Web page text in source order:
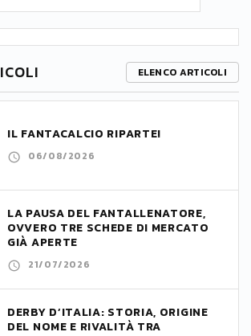
ELENCO ARTICOLI
IL FANTACALCIO RIPARTE!
06/08/2026
LA PAUSA DEL FANTALLENATORE,
OVVERO TRE SCHEDE DI MERCATO
GIÀ APERTE
21/07/2026
DERBY D’ITALIA: STORIA, ORIGINE
DEL NOME E RIVALITÀ TRA